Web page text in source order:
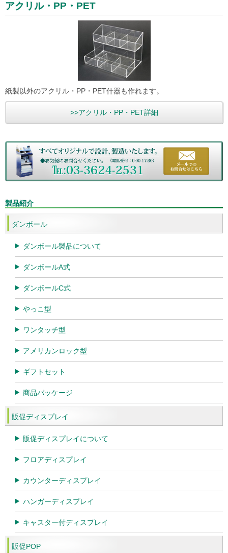
アクリル・PP・PET
紙製以外のアクリル・PP・PET什器も作れます。
>>アクリル・PP・PET詳細
製品紹介
ダンボール
ダンボール製品について
ダンボールA式
ダンボールC式
やっこ型
ワンタッチ型
アメリカンロック型
ギフトセット
商品パッケージ
販促ディスプレイ
販促ディスプレイについて
フロアディスプレイ
カウンターディスプレイ
ハンガーディスプレイ
キャスター付ディスプレイ
販促POP